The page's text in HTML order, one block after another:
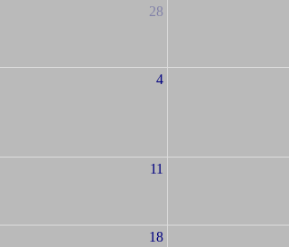
28
4
11
18